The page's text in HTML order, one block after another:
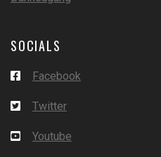
SOCIALS
Facebook
Twitter
Youtube